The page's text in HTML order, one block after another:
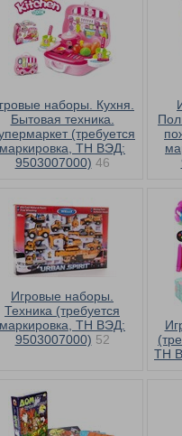
наборы. Кухня.
Бытовая техника.
(требуется
маркировка, ТН ВЭД:
9503007000) 46
Игровые наборы.
Техника (требуется
маркировка, ТН ВЭД:
9503007000) 52
ТН